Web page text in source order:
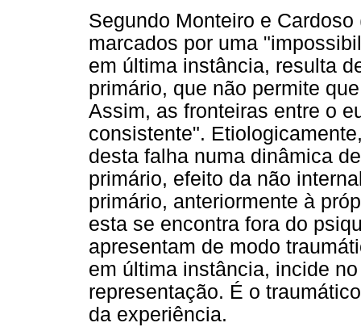
Segundo Monteiro e
marcados por uma
em última instância, resulta
primário, que não permite
Assim, as fronteiras entre o
consistente".
desta falha numa dinâmica
primário, efeito da não
primário, anteriormente à
esta se encontra fora do
apresentam de modo
em última instância, incide
representação. É o
da experiência.